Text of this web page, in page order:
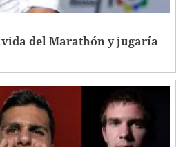
del Marathón y jugaría